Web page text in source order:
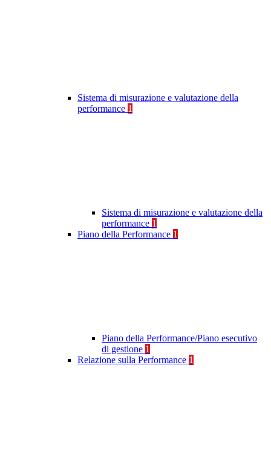
Sistema di misurazione e valutazione della
performance 1
Sistema di misurazione e valutazione della
performance 1
Piano della Performance 1
Piano della Performance/Piano esecutivo
di gestione 1
Relazione sulla Performance 1